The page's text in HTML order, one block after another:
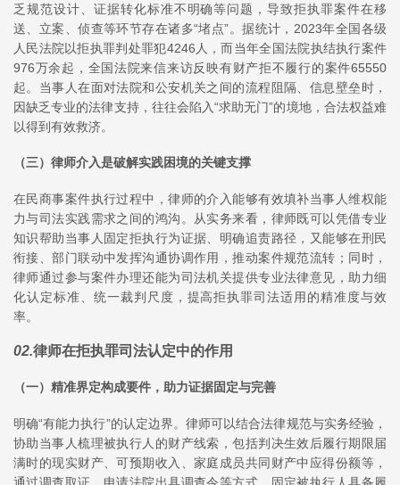
乏规范设计、证据转化标准不明确等问题，导致拒执罪案件在移
送、立案、侦查等环节存在诸多“堵点”。据统计，2023年全国各级
人民法院以拒执罪判处罪犯4246人，而当年全国法院执结执行案件
976万余起，全国法院来信来访反映有财产拒不履行的案件65550
起。当事人在面对法院和公安机关之间的流程阻隔、信息壁垒时，
因缺乏专业的法律支持，往往会陷入“求助无门”的境地，合法权益难
以得到有效救济。
（三）律师介入是破解实践困境的关键支撑
在民商事案件执行过程中，律师的介入能够有效填补当事人维权能
力与司法实践需求之间的鸿沟。从实务来看，律师既可以凭借专业
知识帮助当事人固定拒执行为证据、明确追责路径，又能够在刑民
衔接、部门联动中发挥沟通协调作用，推动案件规范流转；同时，
律师通过参与案件办理还能为司法机关提供专业法律意见，助力细
化认定标准、统一裁判尺度，提高拒执罪司法适用的精准度与效
率。
02.律师在拒执罪司法认定中的作用
（一）精准界定构成要件，助力证据固定与完善
明确“有能力执行”的认定边界。律师可以结合法律规范与实务经验，
协助当事人梳理被执行人的财产线索，包括判决生效后履行期限届
满时的现实财产、可预期收入、家庭成员共同财产中应得份额等，
通过调查取证、申请法院出具调查令等方式，固定被执行人具备履